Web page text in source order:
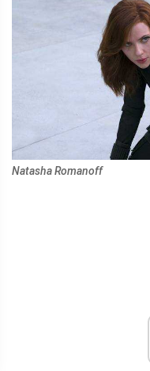
Natasha Romanoff